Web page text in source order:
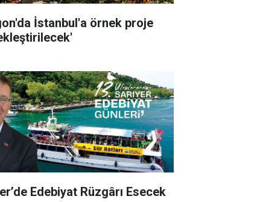
İstanbul'a örnek proje
Edebiyat Rüzgârı Esecek